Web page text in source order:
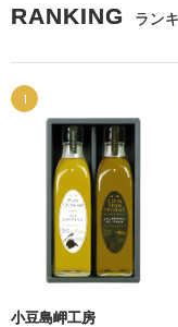
RANKING ラン
1
小豆島岬工房